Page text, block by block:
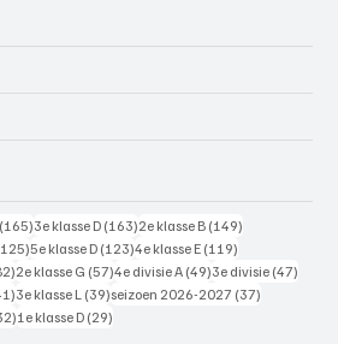
(165)165 posts
3e klasse D (163)163 posts
2e klasse B (149)
125 posts
5e klasse D (123)123 posts
4e klasse E (119)
82 posts
2e klasse G (57)57 posts
4e divisie A (49)49 posts
3e divisie (47)
41 posts
3e klasse L (39)39 posts
seizoen 2026-2027 (37)
32 posts
1e klasse D (29)